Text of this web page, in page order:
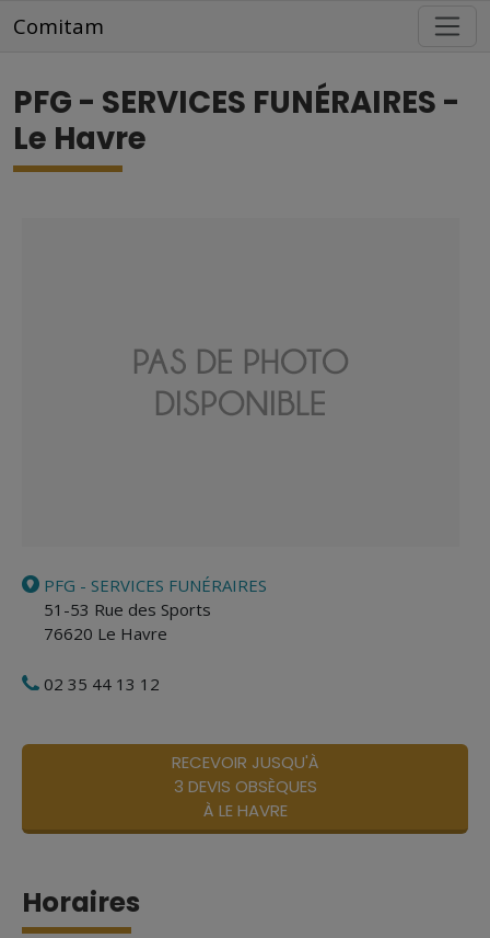
Comitam
PFG - SERVICES FUNÉRAIRES -
Le Havre
PFG - SERVICES FUNÉRAIRES
51-53 Rue des Sports
76620 Le Havre
02 35 44 13 12
RECEVOIR JUSQU'À
3 DEVIS OBSÈQUES
À LE HAVRE
Horaires